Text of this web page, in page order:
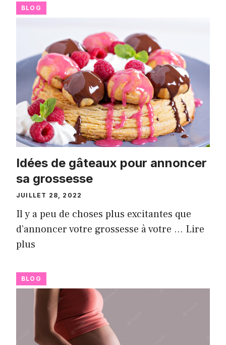
BLOG
Idées de gâteaux pour annoncer
sa grossesse
JUILLET 28, 2022
Il y a peu de choses plus excitantes que
d’annoncer votre grossesse à votre … Lire
plus
BLOG